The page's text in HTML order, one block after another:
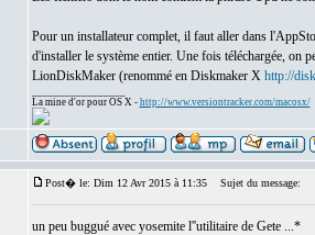
Pour un installateur complet, il faut aller dans
d'installer le système entier. Une fois téléchargée, on
LionDiskMaker (renommé en Diskmaker X http://
La mine d'or pour OS X - http://www.versiontracker.com/macosx/
Post� le: Dim 12 Avr 2015 à 11:35 Sujet du message:
un peu buggué avec yosemite l''utilitaire de Gete ...*